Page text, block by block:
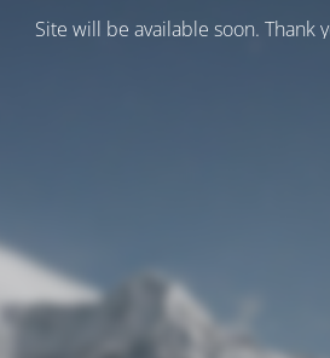
Site will be available soon. Thank